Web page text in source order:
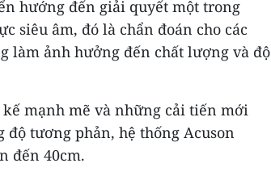
hướng đến giải quyết một trong
siêu âm, đó là chẩn đoán cho các
làm ảnh hưởng đến chất lượng và độ
mạnh mẽ và những cải tiến mới
độ tương phản, hệ thống Acuson
đến 40cm.